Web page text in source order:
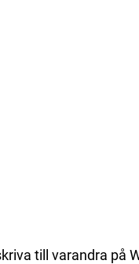
till varandra på